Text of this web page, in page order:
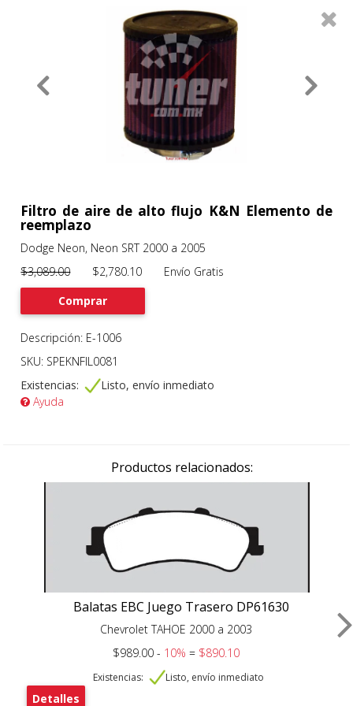
Filtros 0
Previous
Filtro de aire de alto flujo K&N Elemento de
reemplazo
Dodge Neon, Neon SRT 2000 a 2005
$3,089.00$2,780.10 Envío Gratis
Comprar
Descripción: E-1006
SKU: SPEKNFIL0081
Existencias:
Listo, envío inmediato
Ayuda
Productos relacionados:
Balatas EBC Juego Trasero DP61630
Chevrolet TAHOE 2000 a 2003
$989.00 - 10%= $890.10
Existencias: Listo, envío inmediato
Detalles